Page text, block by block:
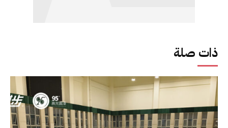
ذات صلة